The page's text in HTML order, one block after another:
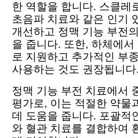
한 역할을 합니다. 스클레
초음파 치료와 같은 인기
개선하고 정맥 기능 부전
을 줍니다. 또한, 하체에
로 지원하고 추가적인 부
사용하는 것도 권장됩니다.
정맥 기능 부전 치료에서
평가로, 이는 적절한 약물
데 도움을 줍니다. 포괄적
와 혈관 치료를 결합하여